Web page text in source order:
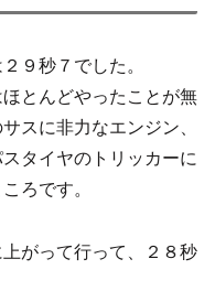
９秒７でした。
とんどやったことが無
スに非力なエンジン、
タイヤのトリッカーに
ろです。
がって行って、２８秒